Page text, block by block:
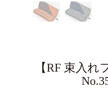
【RF 束入れ